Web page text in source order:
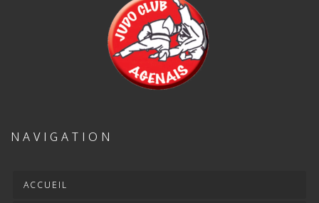
NAVIGATION
ACCUEIL